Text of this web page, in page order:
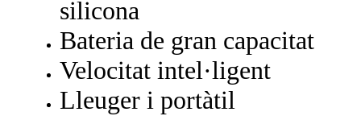
silicona
Bateria de gran capacitat
Velocitat intel·ligent
Lleuger i portàtil